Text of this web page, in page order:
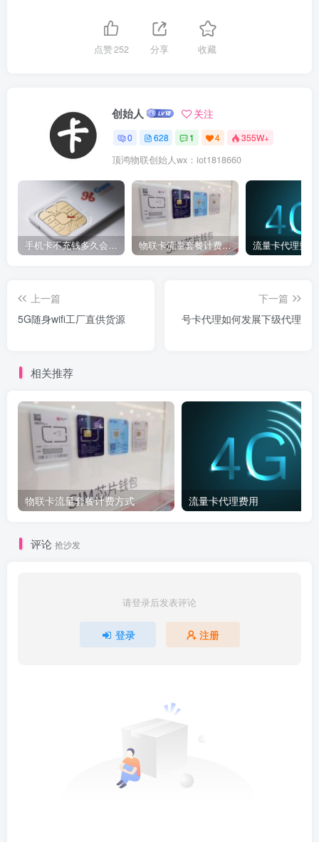
点赞252 分享 收藏
创始人 关注
0 628 1 4 355W+
顶鸿物联创始人wx：iot1818660
手机卡不充钱多久会被自动销户？ 物联卡流量套餐计费方式 流量卡代理费用
上一篇
5G随身wifi工厂直供货源
下一篇
号卡代理如何发展下级代理
相关推荐
物联卡流量套餐计费方式 流量卡代理费用
评论 抢沙发
请登录后发表评论
登录 注册